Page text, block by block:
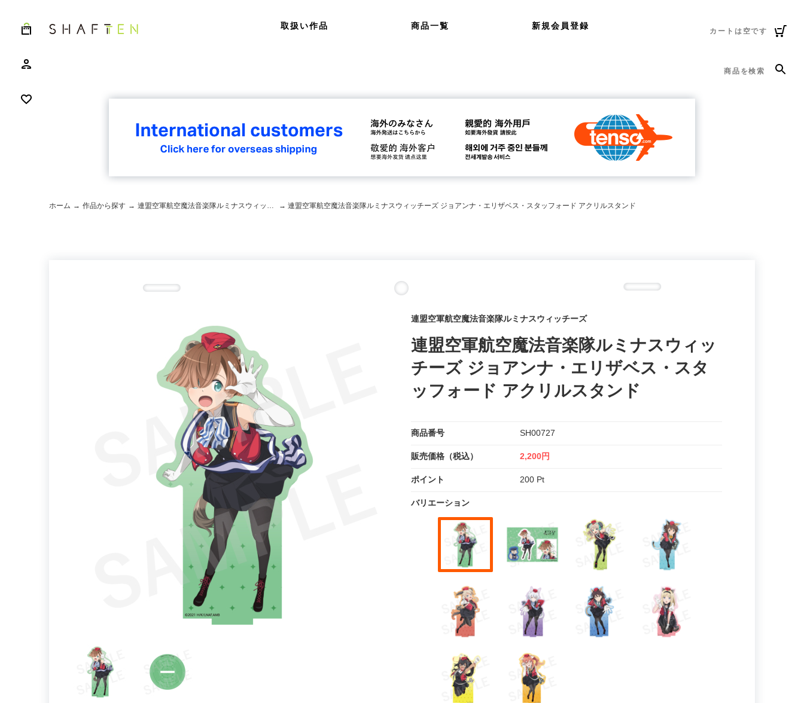
取扱い作品 商品一覧 新規会員登録
カートは空です
商品を検索
ホーム → 作品から探す → 連盟空軍航空魔法音楽隊ルミナスウィッチーズ → 連盟空軍航空魔法音楽隊ルミナスウィッチーズ ジョアンナ・エリザベス・スタッフォード アクリルスタンド
連盟空軍航空魔法音楽隊ルミナスウィッチーズ
連盟空軍航空魔法音楽隊ルミナスウィッ
チーズ ジョアンナ・エリザベス・スタ
ッフォード アクリルスタンド
商品番号 SH00727
販売価格（税込） 2,200円
ポイント 200 Pt
バリエーション